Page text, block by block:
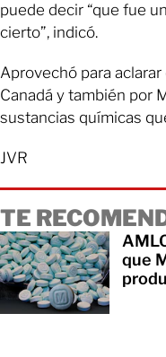
puede decir “que fue
cierto”, indicó.
Aprovechó para
Canadá y también por
sustancias químicas
JVR
TE
que